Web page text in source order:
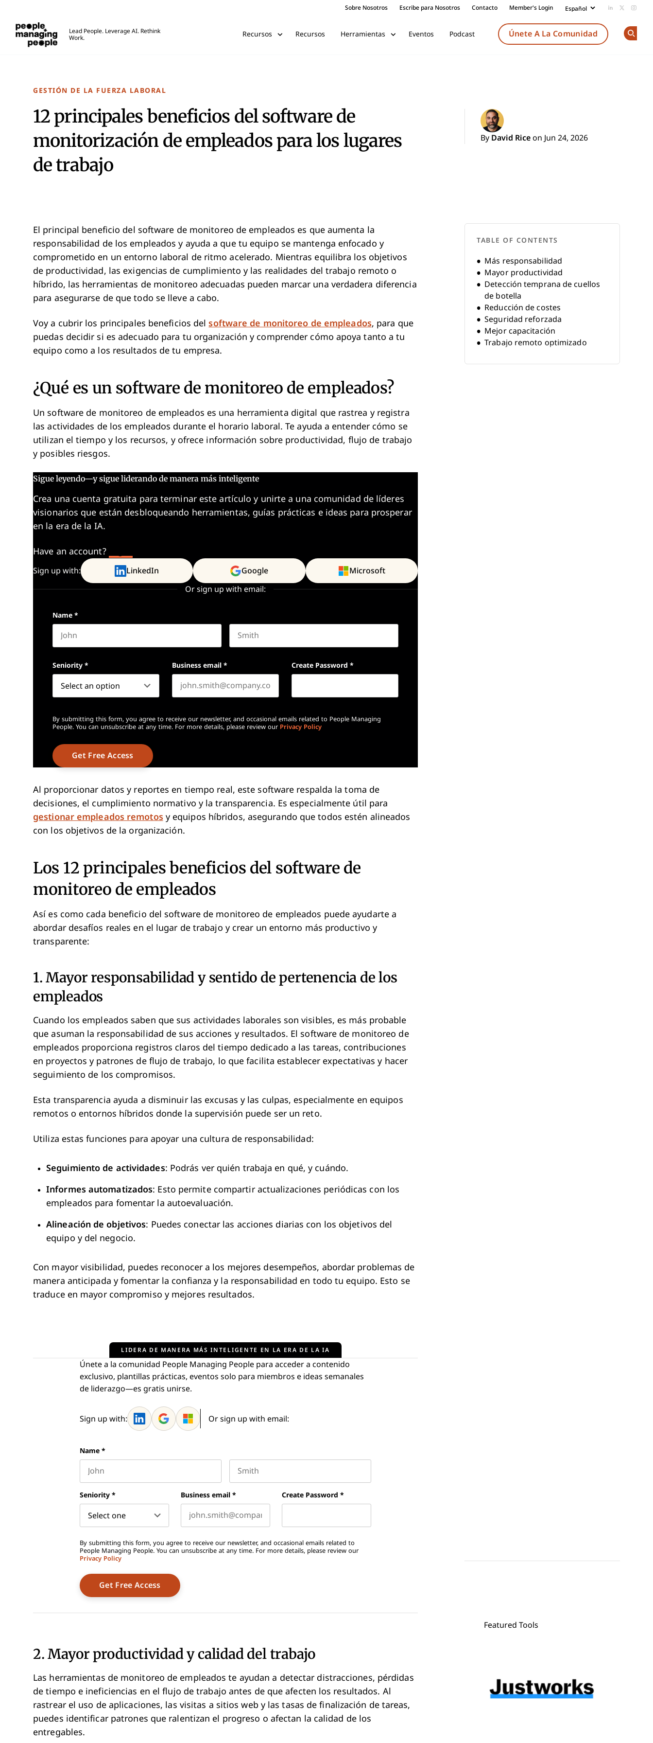
Sobre Nosotros Escribe para Nosotros Contacto Member's Login Add us on
Follow
Lead People. Leverage AI. Rethink
Work.
Recursos Recursos Herramientas Eventos Podcast Únete A La Comunidad
GESTIÓN DE LA FUERZA LABORAL
12 principales beneficios del software de
monitorización de empleados para los lugares
de trabajo
By David Rice on Jun 24, 2026
El principal beneficio del software de monitoreo de empleados es que aumenta la
responsabilidad de los empleados y ayuda a que tu equipo se mantenga enfocado y
comprometido en un entorno laboral de ritmo acelerado. Mientras equilibra los objetivos
de productividad, las exigencias de cumplimiento y las realidades del trabajo remoto o
híbrido, las herramientas de monitoreo adecuadas pueden marcar una verdadera diferencia
para asegurarse de que todo se lleve a cabo.
Voy a cubrir los principales beneficios delsoftware de monitoreo de empleados, para que
puedas decidir si es adecuado para tu organización y comprender cómo apoya tanto a tu
equipo como a los resultados de tu empresa.
¿Qué es un software de monitoreo de empleados?
Un software de monitoreo de empleados es una herramienta digital que rastrea y registra
las actividades de los empleados durante el horario laboral. Te ayuda a entender cómo se
utilizan el tiempo y los recursos, y ofrece información sobre productividad, flujo de trabajo
y posibles riesgos.
Sigue leyendo—y sigue liderando de manera más inteligente
Crea una cuenta gratuita para terminar este artículo y unirte a una comunidad de líderes
visionarios que están desbloqueando herramientas, guías prácticas e ideas para prosperar
en la era de la IA.
Have an account?
Sign up with: LinkedIn Google Microsoft
Or sign up with email:
Name *
Seniority * Business email * Create Password *
By submitting this form, you agree to receive our newsletter, and occasional emails related to People Managing
People. You can unsubscribe at any time. For more details, please review our Privacy Policy
Al proporcionar datos y reportes en tiempo real, este software respalda la toma de
decisiones, el cumplimiento normativo y la transparencia. Es especialmente útil para
gestionar empleados remotos y equipos híbridos, asegurando que todos estén alineados
con los objetivos de la organización.
Los 12 principales beneficios del software de
monitoreo de empleados
Así es como cada beneficio del software de monitoreo de empleados puede ayudarte a
abordar desafíos reales en el lugar de trabajo y crear un entorno más productivo y
transparente:
1. Mayor responsabilidad y sentido de pertenencia de los
empleados
Cuando los empleados saben que sus actividades laborales son visibles, es más probable
que asuman la responsabilidad de sus acciones y resultados. El software de monitoreo de
empleados proporciona registros claros del tiempo dedicado a las tareas, contribuciones
en proyectos y patrones de flujo de trabajo, lo que facilita establecer expectativas y hacer
seguimiento de los compromisos.
Esta transparencia ayuda a disminuir las excusas y las culpas, especialmente en equipos
remotos o entornos híbridos donde la supervisión puede ser un reto.
Utiliza estas funciones para apoyar una cultura de responsabilidad:
Seguimiento de actividades: Podrás ver quién trabaja en qué, y cuándo.
Informes automatizados: Esto permite compartir actualizaciones periódicas con los
empleados para fomentar la autoevaluación.
Alineación de objetivos: Puedes conectar las acciones diarias con los objetivos del
equipo y del negocio.
Con mayor visibilidad, puedes reconocer a los mejores desempeños, abordar problemas de
manera anticipada y fomentar la confianza y la responsabilidad en todo tu equipo. Esto se
traduce en mayor compromiso y mejores resultados.
LIDERA DE MANERA MÁS INTELIGENTE EN LA ERA DE LA IA
Únete a la comunidad People Managing People para acceder a contenido
exclusivo, plantillas prácticas, eventos solo para miembros e ideas semanales
de liderazgo—es gratis unirse.
Sign up with: Or sign up with email:
Name *
Seniority * Business email * Create Password *
By submitting this form, you agree to receive our newsletter, and occasional emails related to
People Managing People. You can unsubscribe at any time. For more details, please review our
Privacy Policy
2. Mayor productividad y calidad del trabajo
Las herramientas de monitoreo de empleados te ayudan a detectar distracciones, pérdidas
de tiempo e ineficiencias en el flujo de trabajo antes de que afecten los resultados. Al
rastrear el uso de aplicaciones, las visitas a sitios web y las tasas de finalización de tareas,
puedes identificar patrones que ralentizan el progreso o afectan la calidad de los
entregables.
TABLE OF CONTENTS
Más responsabilidad
Mayor productividad
Detección temprana de cuellos
de botella
Reducción de costes
Seguridad reforzada
Mejor capacitación
Trabajo remoto optimizado
fluido
Featured Tools